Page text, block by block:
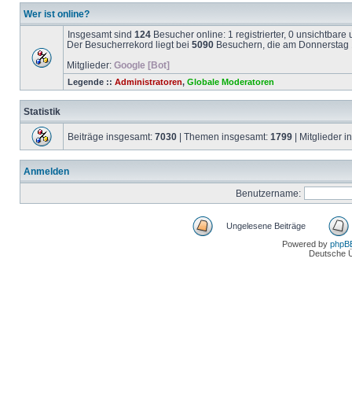
Wer ist online?
Insgesamt sind 124 Besucher online: 1 registrierter, 0
Der Besucherrekord liegt bei 5090 Besuchern, die am
Mitglieder: Google [Bot]
Legende :: Administratoren, Globale Moderatoren
Statistik
Beiträge insgesamt: 7030 | Themen insgesamt: 1799 | Mitglieder
Anmelden
Benutzername:
Ungelesene Beiträge
Powered by
Deutsche